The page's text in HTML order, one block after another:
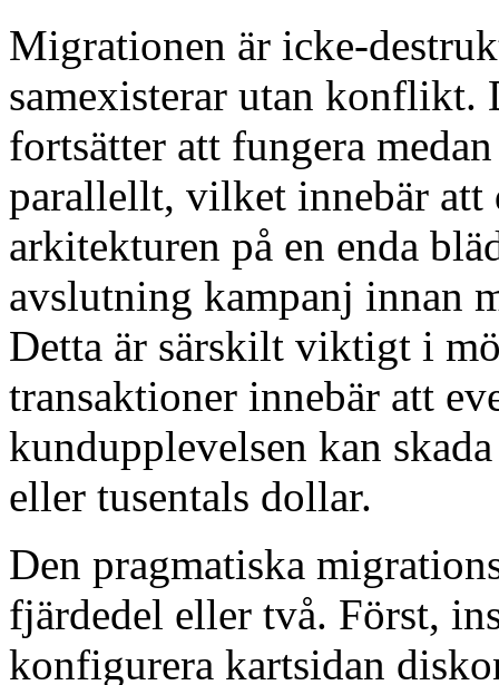
Migrationen är icke-
samexisterar utan
fortsätter att fungera
parallellt, vilket innebär att
arkitekturen på en enda
avslutning kampanj innan
Detta är särskilt viktigt i
transaktioner innebär att
kundupplevelsen kan
eller tusentals dollar.
Den pragmatiska
fjärdedel eller två. Först,
konfigurera kartsidan